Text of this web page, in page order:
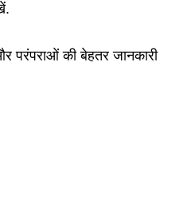
परंपराओं की बेहतर जानकारी